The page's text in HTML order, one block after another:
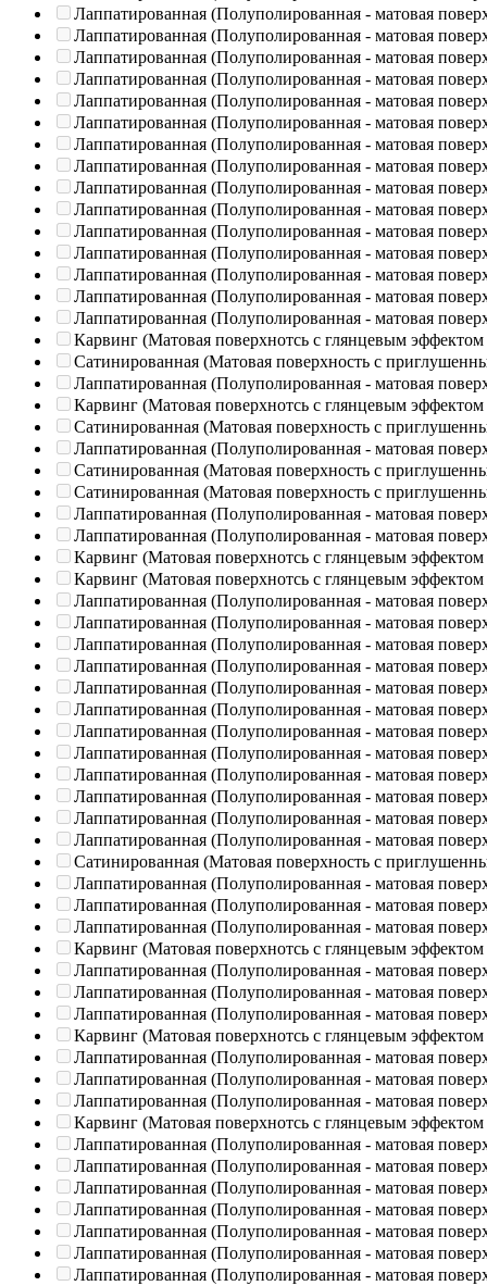
Лаппатированная (Полуполированная - матовая
Лаппатированная (Полуполированная - матовая
Лаппатированная (Полуполированная - матовая
Лаппатированная (Полуполированная - матовая
Лаппатированная (Полуполированная - матовая
Лаппатированная (Полуполированная - матовая
Лаппатированная (Полуполированная - матовая
Лаппатированная (Полуполированная - матовая
Лаппатированная (Полуполированная - матовая
Лаппатированная (Полуполированная - матовая
Лаппатированная (Полуполированная - матовая
Лаппатированная (Полуполированная - матовая
Лаппатированная (Полуполированная - матовая
Лаппатированная (Полуполированная - матовая
Лаппатированная (Полуполированная - матовая
Карвинг (Матовая поверхнотсь с глянцевым эффектом
Сатинированная (Матовая поверхность с
Лаппатированная (Полуполированная - матовая
Карвинг (Матовая поверхнотсь с глянцевым эффектом
Сатинированная (Матовая поверхность с
Лаппатированная (Полуполированная - матовая
Сатинированная (Матовая поверхность с
Сатинированная (Матовая поверхность с
Лаппатированная (Полуполированная - матовая
Лаппатированная (Полуполированная - матовая
Карвинг (Матовая поверхнотсь с глянцевым эффектом
Карвинг (Матовая поверхнотсь с глянцевым эффектом
Лаппатированная (Полуполированная - матовая
Лаппатированная (Полуполированная - матовая
Лаппатированная (Полуполированная - матовая
Лаппатированная (Полуполированная - матовая
Лаппатированная (Полуполированная - матовая
Лаппатированная (Полуполированная - матовая
Лаппатированная (Полуполированная - матовая
Лаппатированная (Полуполированная - матовая
Лаппатированная (Полуполированная - матовая
Лаппатированная (Полуполированная - матовая
Лаппатированная (Полуполированная - матовая
Лаппатированная (Полуполированная - матовая
Сатинированная (Матовая поверхность с
Лаппатированная (Полуполированная - матовая
Лаппатированная (Полуполированная - матовая
Лаппатированная (Полуполированная - матовая
Карвинг (Матовая поверхнотсь с глянцевым эффектом
Лаппатированная (Полуполированная - матовая
Лаппатированная (Полуполированная - матовая
Лаппатированная (Полуполированная - матовая
Карвинг (Матовая поверхнотсь с глянцевым эффектом
Лаппатированная (Полуполированная - матовая
Лаппатированная (Полуполированная - матовая
Лаппатированная (Полуполированная - матовая
Карвинг (Матовая поверхнотсь с глянцевым эффектом
Лаппатированная (Полуполированная - матовая
Лаппатированная (Полуполированная - матовая
Лаппатированная (Полуполированная - матовая
Лаппатированная (Полуполированная - матовая
Лаппатированная (Полуполированная - матовая
Лаппатированная (Полуполированная - матовая
Лаппатированная (Полуполированная - матовая